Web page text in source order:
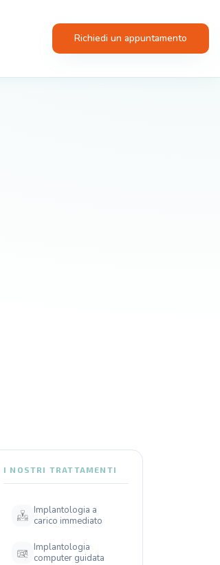
Richiedi un appuntamento
I NOSTRI TRATTAMENTI
Implantologia a
carico immediato
Implantologia
computer guidata